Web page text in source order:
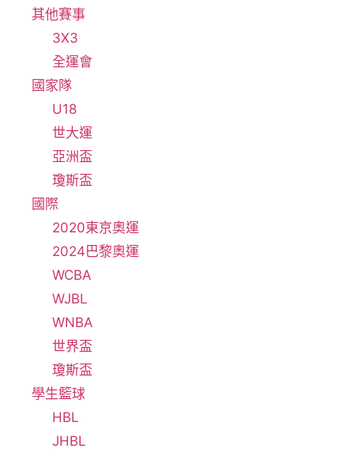
其他賽事
3X3
全運會
國家隊
U18
世大運
亞洲盃
瓊斯盃
國際
2020東京奧運
2024巴黎奧運
WCBA
WJBL
WNBA
世界盃
瓊斯盃
學生籃球
HBL
JHBL